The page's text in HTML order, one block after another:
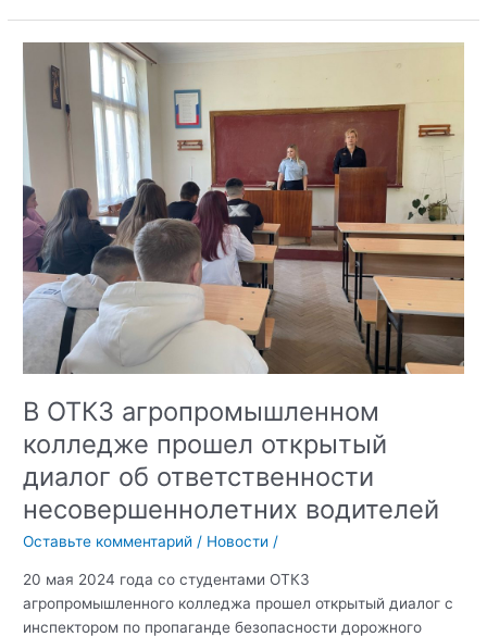
противодействие
киберпреступности
и
распространению
фейков
В ОТКЗ агропромышленном
колледже прошел открытый
диалог об ответственности
несовершеннолетних водителей
Оставьте комментарий / Новости /
20 мая 2024 года со студентами ОТКЗ
агропромышленного колледжа прошел открытый диалог с
инспектором по пропаганде безопасности дорожного